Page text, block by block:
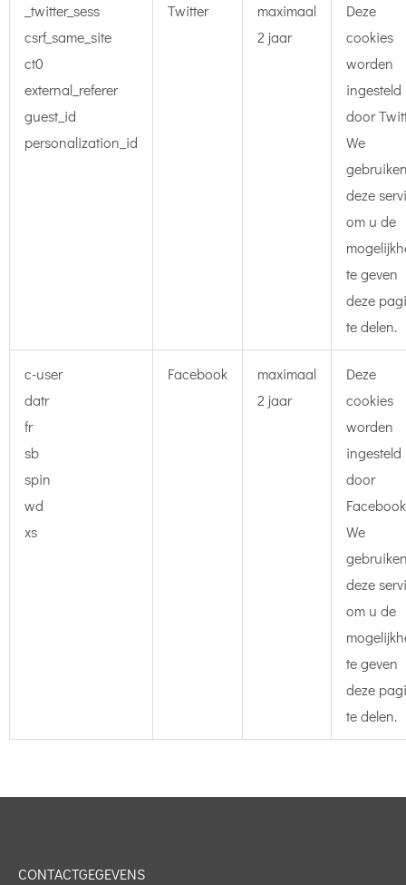
_twitter_sess
csrf_same_site
ct0
external_referer
guest_id
personalization_id
Twitter
maximaal
2 jaar
Deze
cookies
worden
ingesteld
door
We
deze
om u de
te geven
deze
te delen.
c-user
datr
fr
sb
spin
wd
xs
Facebook
maximaal
2 jaar
Deze
cookies
worden
ingesteld
door
We
deze
om u de
te geven
deze
te delen.
CONTACTGEGEVENS